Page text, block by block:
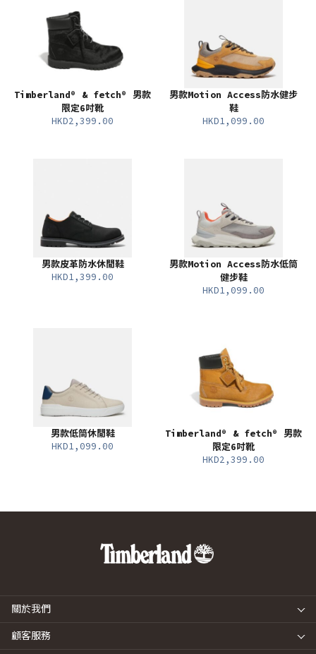
Timberland® & fetch® 男款
限定6吋靴
HKD2,399.00
男款Motion Access防水健步
鞋
HKD1,099.00
男款皮革防水休閒鞋
HKD1,399.00
男款Motion Access防水低筒
健步鞋
HKD1,099.00
男款低筒休閒鞋
HKD1,099.00
Timberland® & fetch® 男款
限定6吋靴
HKD2,399.00
關於我們
顧客服務